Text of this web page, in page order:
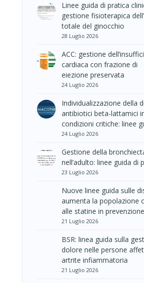
Linee guida di pratica
gestione fisioterapica
totale del ginocchio
28 Luglio 2026
ACC: gestione
cardiaca con frazione di
eiezione preservata
24 Luglio 2026
Individualizzazione della
antibiotici beta-lattamici
condizioni critiche: linee
24 Luglio 2026
Gestione della
nell’adulto: linee guida di
23 Luglio 2026
Nuove linee guida sulle
aumenta la popolazione
alle statine in
21 Luglio 2026
BSR: linea guida sulla
dolore nelle persone
artrite infiammatoria
21 Luglio 2026